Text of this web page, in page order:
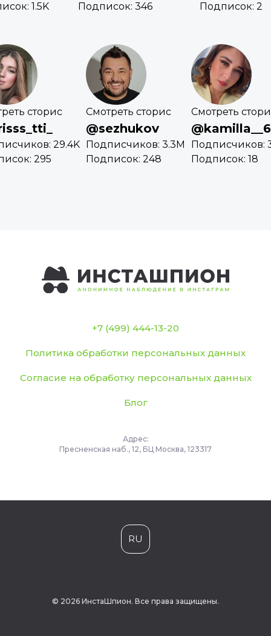
1.5K
Подписок: 346
Подписок: 2
сторис
29.4K
295
Смотреть сторис
@sezhukov
Подписчиков: 3.3M
Подписок: 248
Смотреть
Подписчиков:
Подписок: 18
+7 (499) 444-13-20
Политика обработки персональных данных
Согласие на обработку персональных данных
Блог
Адрес:
Пресненская наб., 12, БЦ Москва, 123317
RU
© 2026 ИнстаШпион. Все права защищены.